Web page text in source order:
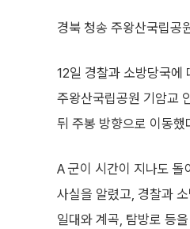
경북 청송 주왕산국립공
12일 경찰과 소방당국에
주왕산국립공원 기암교
뒤 주봉 방향으로 이동했
A 군이 시간이 지나도 돌
사실을 알렸고, 경찰과
일대와 계곡, 탐방로 등